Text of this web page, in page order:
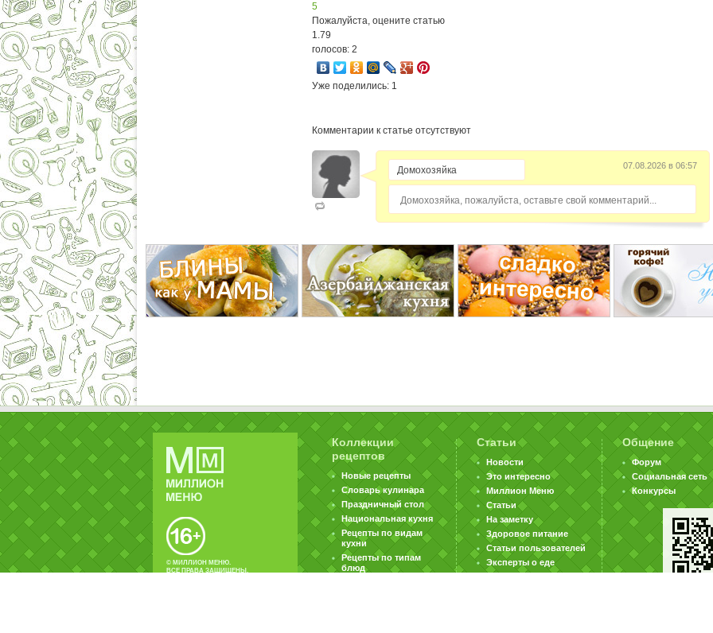
5
Пожалуйста, оцените статью
1.79
голосов: 2
Уже поделились: 1
Комментарии к статье отсутствуют
07.08.2026 в 06:57
Домохозяйка, пожалуйста, оставьте свой комментарий...
© МИЛЛИОН МЕНЮ.
ВСЕ ПРАВА ЗАЩИЩЕНЫ.
Коллекции
рецептов
Новые рецепты
Словарь кулинара
Праздничный стол
Национальная кухня
Рецепты по видам
кухни
Рецепты по типам
блюд
Статьи
Новости
Это интересно
Миллион Меню
Статьи
На заметку
Здоровое питание
Статьи пользователей
Эксперты о еде
Общение
Форум
Социальная сеть
Конкурсы